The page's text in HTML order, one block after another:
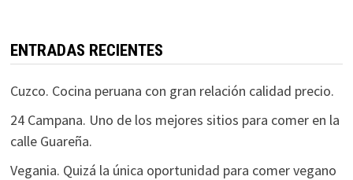
ENTRADAS RECIENTES
Cuzco. Cocina peruana con gran relación calidad precio.
24 Campana. Uno de los mejores sitios para comer en la
calle Guareña.
Vegania. Quizá la única oportunidad para comer vegano